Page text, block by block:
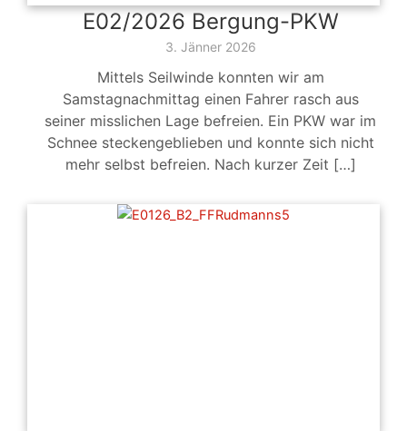
E02/2026 Bergung-PKW
3. Jänner 2026
Mittels Seilwinde konnten wir am
Samstagnachmittag einen Fahrer rasch aus
seiner misslichen Lage befreien. Ein PKW war im
Schnee steckengeblieben und konnte sich nicht
mehr selbst befreien. Nach kurzer Zeit […]